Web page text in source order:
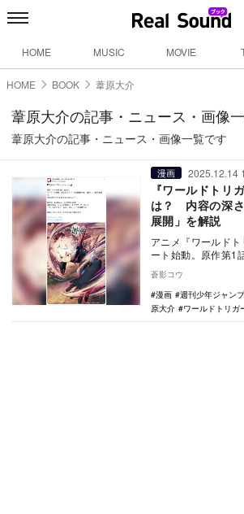
HOME MUSIC MOVIE
HOME BOOK 葦原大介
葦原大介の記事・ニュース・画像
葦原大介の記事・ニュース・画像一覧です
漫画 2025.12.14
『ワールドトリ
は？ 内容の深
展開」を解説
アニメ『ワールド
ート始動。原作第1
は逆を行く緻密な頭
和の技術で描…
蒼影コウ
漫画
週刊少年ジャンプ
原大介
ワールドトリガ